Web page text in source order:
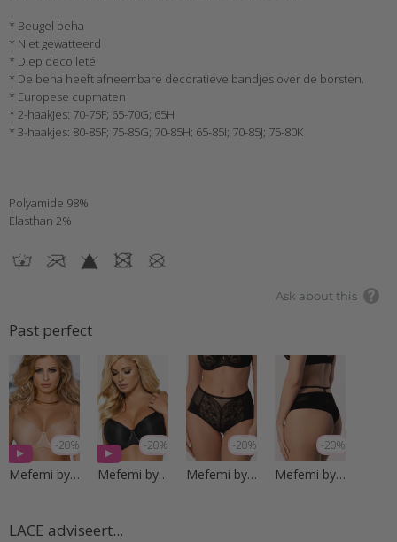
* Beugel beha
* Niet gewatteerd
* Diep decolleté
* De beha heeft afneembare decoratieve bandjes over de borsten.
* Europese cupmaten
* 2-haakjes: 70-75F; 65-70G; 65H
* 3-haakjes: 80-85F; 75-85G; 70-85H; 65-85I; 70-85J; 75-80K
Polyamide 98%
Elasthan 2%
Ask about this
Past perfect
-20%
Mefemi by Nipplex
-20%
Mefemi by Nipplex
-20%
Mefemi by Nipplex
-20%
Mefemi by Nipplex
LACE adviseert...